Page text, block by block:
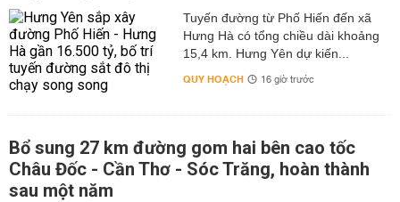
Tuyến đường từ Phố Hiến đến xã
Hưng Hà có tổng chiều dài khoảng
15,4 km. Hưng Yên dự kiến...
QUY HOẠCH 16 giờ trước
Bổ sung 27 km đường gom hai bên cao tốc
Châu Đốc - Cần Thơ - Sóc Trăng, hoàn thành
sau một năm